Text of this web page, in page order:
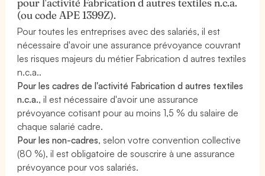
(ou code APE 1399Z).
Pour toutes les entreprises avec des salariés, il est
nécessaire d'avoir une assurance prévoyance couvrant
les risques majeurs du métier Fabrication d autres textiles
n.c.a..
Pour les cadres de l'activité Fabrication d autres textiles
n.c.a., il est nécessaire d'avoir une assurance
prévoyance cotisant pour au moins 1,5 % du salaire de
chaque salarié cadre.
Pour les non-cadres, selon votre convention collective
(80 %), il est obligatoire de souscrire à une assurance
prévoyance pour vos salariés.